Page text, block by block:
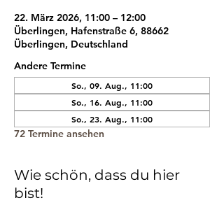
22. März 2026, 11:00 – 12:00
Überlingen, Hafenstraße 6, 88662
Überlingen, Deutschland
Andere Termine
So., 09. Aug., 11:00
So., 16. Aug., 11:00
So., 23. Aug., 11:00
72 Termine ansehen
Wie schön, dass du hier
bist!